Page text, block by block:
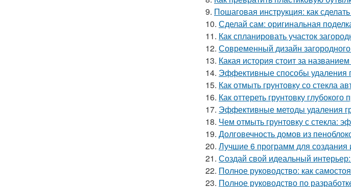
9. Пошаговая инструкция: как
10. Сделай сам: оригинальная
11. Как спланировать участок
12. Современный дизайн
13. Какая история стоит за
14. Эффективные способы удаления
15. Как отмыть грунтовку со стекла
16. Как оттереть грунтовку
17. Эффективные методы удаления
18. Чем отмыть грунтовку с стекла:
19. Долговечность домов из
20. Лучшие 6 программ для создания
21. Создай свой идеальный
22. Полное руководство: как
23. Полное руководство по